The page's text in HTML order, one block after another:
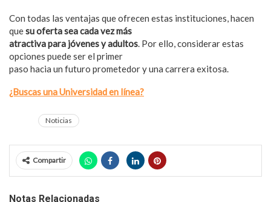
Con todas las ventajas que ofrecen estas instituciones, hacen
quesu oferta sea cada vez más
atractiva para jóvenes y adultos. Por ello, considerar estas
opciones puede ser el primer
paso hacia un futuro prometedor y una carrera exitosa.
¿Buscas una Universidad en línea?
Noticias
Compartir
Notas Relacionadas